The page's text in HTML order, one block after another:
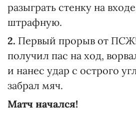
разыграть стенку на
штрафную.
2. Первый прорыв от
получил пас на ход,
и нанес удар с острого
забрал мяч.
Матч начался!